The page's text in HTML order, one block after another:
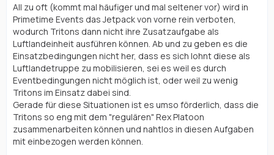
All zu oft (kommt mal häufiger und mal seltener vor) wird in
Primetime Events das Jetpack von vorne rein verboten,
wodurch Tritons dann nicht ihre Zusatzaufgabe als
Luftlandeinheit ausführen können. Ab und zu geben es die
Einsatzbedingungen nicht her, dass es sich lohnt diese als
Luftlandetruppe zu mobilisieren, sei es weil es durch
Eventbedingungen nicht möglich ist, oder weil zu wenig
Tritons im Einsatz dabei sind.
Gerade für diese Situationen ist es umso förderlich, dass die
Tritons so eng mit dem "regulären" Rex Platoon
zusammenarbeiten können und nahtlos in diesen Aufgaben
mit einbezogen werden können.